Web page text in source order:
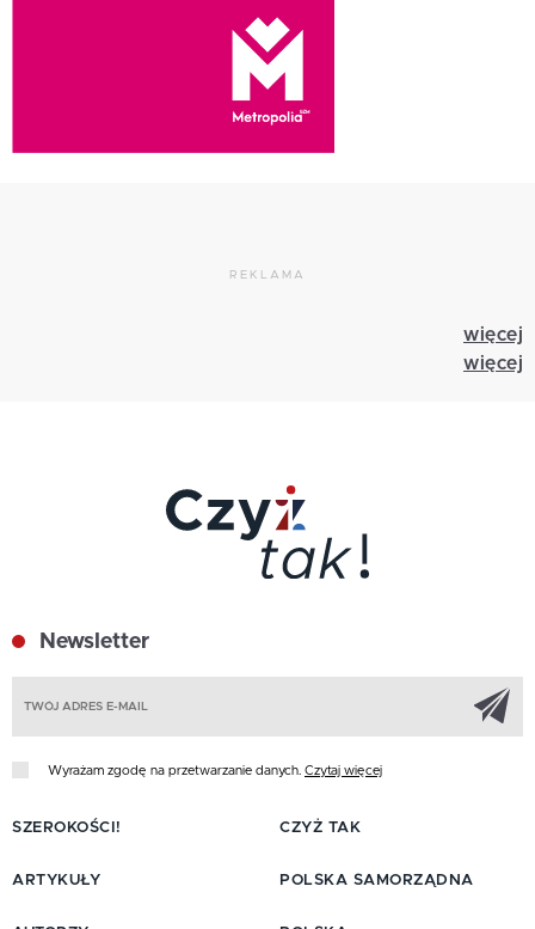
REKLAMA
więcej
więcej
Newsletter
Wyrażam zgodę na przetwarzanie danych. Czytaj więcej
SZEROKOŚCI!
ARTYKUŁY
CZYŻ TAK
POLSKA SAMORZĄDNA